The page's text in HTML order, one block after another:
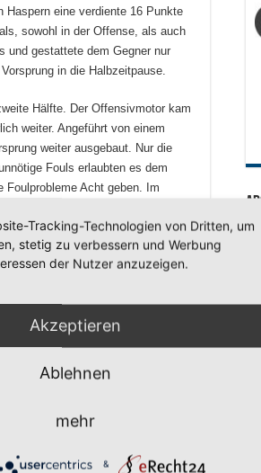
Haspern eine verdiente 16 Punkte
sowohl in der Offense, als auch
und gestattete dem Gegner nur
in die Halbzeitpause.
Hälfte. Der Offensivmotor kam
weiter. Angeführt von einem
weiter ausgebaut. Nur die
Fouls erlaubten es dem
Acht geben. Im
Biss in der Defense und
Zug kam und sie ihren
einige Turnover in Form von
Dennoch brachte das Team
lieber von der Bank beobachten
belohnt wurde und die zeigt,
Tracking-Technologien von Dritten, um
stetig zu verbessern und Werbung
der Nutzer anzuzeigen.
Akzeptieren
Ablehnen
mehr
&